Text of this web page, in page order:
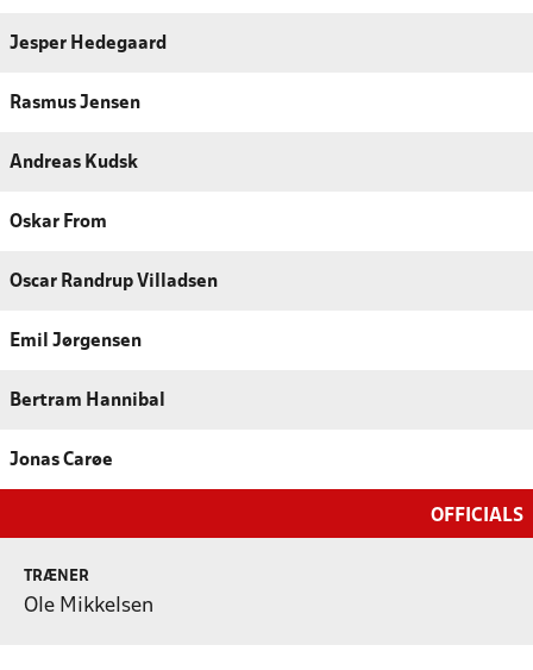
Jesper Hedegaard
Rasmus Jensen
Andreas Kudsk
Oskar From
Oscar Randrup Villadsen
Emil Jørgensen
Bertram Hannibal
Jonas Carøe
OFFICIALS
TRÆNER
Ole Mikkelsen